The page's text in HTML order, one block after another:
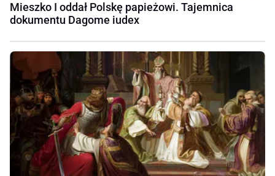
Mieszko I oddał Polskę papieżowi. Tajemnica
dokumentu Dagome iudex